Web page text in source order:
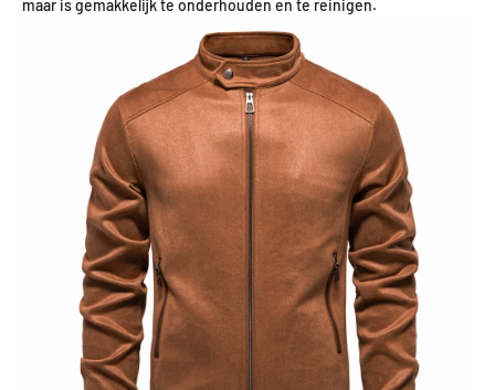
maar is gemakkelijk te onderhouden en te reinigen.